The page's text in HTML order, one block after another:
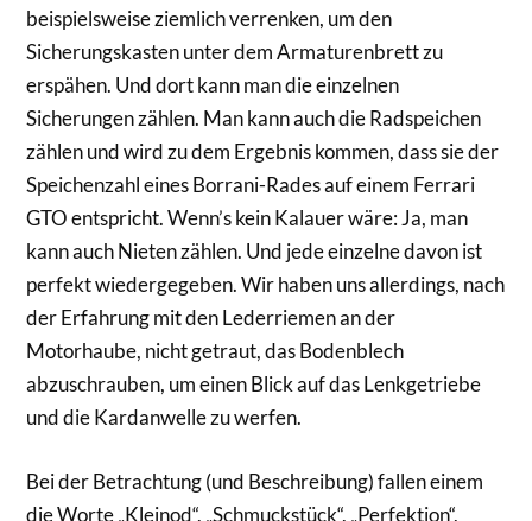
beispielsweise ziemlich verrenken, um den
Sicherungskasten unter dem Armaturenbrett zu
erspähen. Und dort kann man die einzelnen
Sicherungen zählen. Man kann auch die Radspeichen
zählen und wird zu dem Ergebnis kommen, dass sie der
Speichenzahl eines Borrani-Rades auf einem Ferrari
GTO entspricht. Wenn’s kein Kalauer wäre: Ja, man
kann auch Nieten zählen. Und jede einzelne davon ist
perfekt wiedergegeben. Wir haben uns allerdings, nach
der Erfahrung mit den Lederriemen an der
Motorhaube, nicht getraut, das Bodenblech
abzuschrauben, um einen Blick auf das Lenkgetriebe
und die Kardanwelle zu werfen.
Bei der Betrachtung (und Beschreibung) fallen einem
die Worte „Kleinod“, „Schmuckstück“, „Perfektion“,